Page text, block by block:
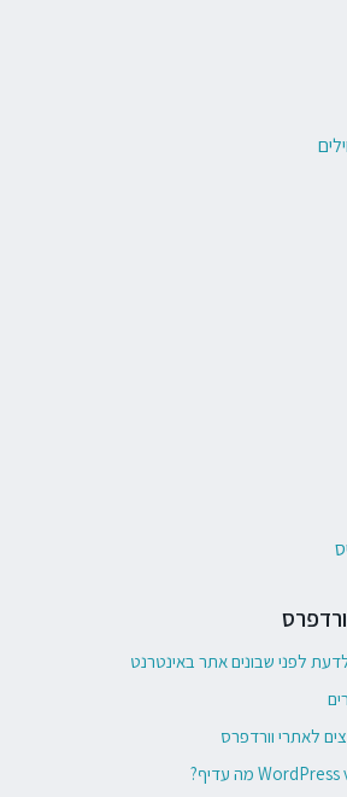
לפני שבונים אתר באינטרנט
לאתרי וורדפרס